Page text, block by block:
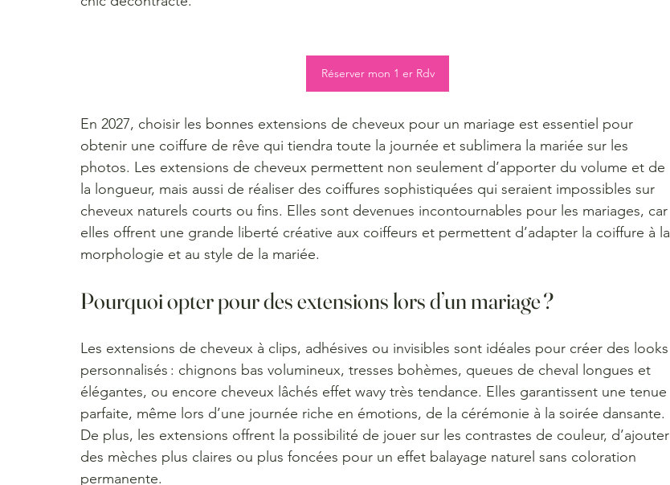
Réserver mon 1 er Rdv
En 2027, choisir les bonnes extensions de cheveux pour un mariage est essentiel pour
obtenir une coiffure de rêve qui tiendra toute la journée et sublimera la mariée sur les
photos. Les extensions de cheveux permettent non seulement d’apporter du volume et de
la longueur, mais aussi de réaliser des coiffures sophistiquées qui seraient impossibles sur
cheveux naturels courts ou fins. Elles sont devenues incontournables pour les mariages, car
elles offrent une grande liberté créative aux coiffeurs et permettent d’adapter la coiffure à la
morphologie et au style de la mariée.
Pourquoi opter pour des extensions lors d’un mariage ?
Les extensions de cheveux à clips, adhésives ou invisibles sont idéales pour créer des looks
personnalisés : chignons bas volumineux, tresses bohèmes, queues de cheval longues et
élégantes, ou encore cheveux lâchés effet wavy très tendance. Elles garantissent une tenue
parfaite, même lors d’une journée riche en émotions, de la cérémonie à la soirée dansante.
De plus, les extensions offrent la possibilité de jouer sur les contrastes de couleur, d’ajouter
des mèches plus claires ou plus foncées pour un effet balayage naturel sans coloration
permanente.